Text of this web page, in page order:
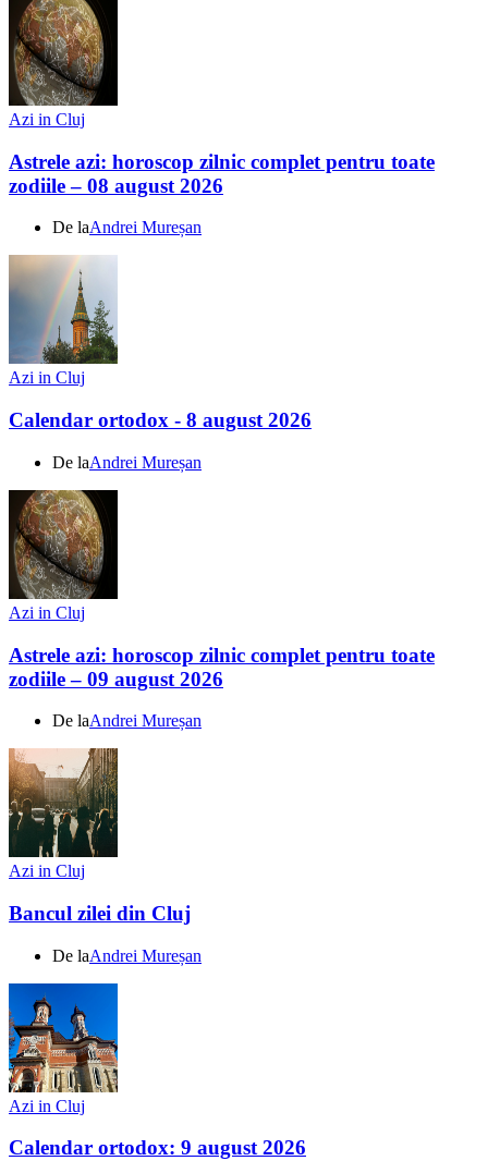
Azi in Cluj
Astrele azi: horoscop zilnic complet pentru toate
zodiile – 08 august 2026
De laAndrei Mureșan
Azi in Cluj
Calendar ortodox - 8 august 2026
De laAndrei Mureșan
Azi in Cluj
Astrele azi: horoscop zilnic complet pentru toate
zodiile – 09 august 2026
De laAndrei Mureșan
Azi in Cluj
Bancul zilei din Cluj
De laAndrei Mureșan
Azi in Cluj
Calendar ortodox: 9 august 2026